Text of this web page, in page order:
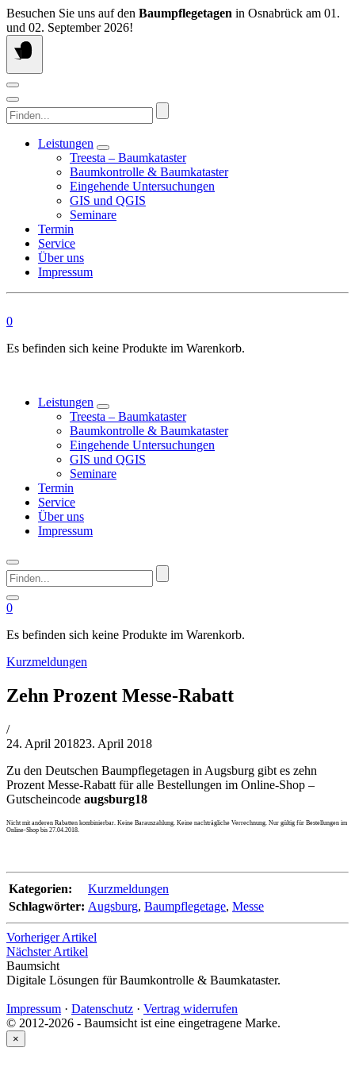
Springen
Sie
zum
Inhalt
Besuchen Sie uns auf den Baumpflegetagen in Osnabrück am 01.
und 02. September 2026!
Finden...
Leistungen
Treesta – Baumkataster
Baumkontrolle & Baumkataster
Eingehende Untersuchungen
GIS und QGIS
Seminare
Termin
Service
Über uns
Impressum
0
Es befinden sich keine Produkte im Warenkorb.
Leistungen
Treesta – Baumkataster
Baumkontrolle & Baumkataster
Eingehende Untersuchungen
GIS und QGIS
Seminare
Termin
Service
Über uns
Impressum
Finden...
0
Es befinden sich keine Produkte im Warenkorb.
Kurzmeldungen
Zehn Prozent Messe-Rabatt
von
Philipp
/
24. April 201823. April 2018
Zu den Deutschen Baumpflegetagen in Augsburg gibt es zehn
Prozent Messe-Rabatt für alle Bestellungen im Online-Shop –
Gutscheincode augsburg18
Nicht mit anderen Rabatten kombinierbar. Keine Barauszahlung. Keine nachträgliche Verrechnung. Nur gültig für Bestellungen im
Online-Shop bis 27.04.2018.
Kategorien:
Kurzmeldungen
Schlagwörter: Augsburg, Baumpflegetage, Messe
Vorheriger Artikel
Nächster Artikel
Baumsicht
Digitale Lösungen für Baumkontrolle & Baumkataster.
Impressum · Datenschutz · Vertrag widerrufen
© 2012-2026 - Baumsicht ist eine eingetragene Marke.
×